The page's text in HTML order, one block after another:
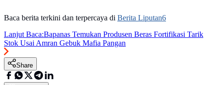
Baca berita terkini dan terpercaya di Berita Liputan6
Lanjut Baca:Bapanas Temukan Produsen Beras Fortifikasi Tarik
Stok Usai Amran Gebuk Mafia Pangan
Share